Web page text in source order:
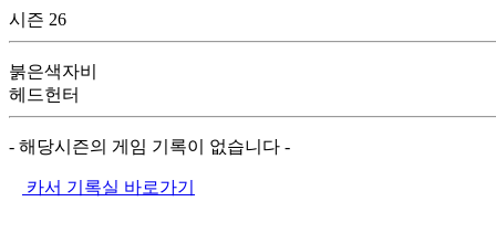
시즌 26
붉은색자비
헤드헌터
- 해당시즌의 게임 기록이 없습니다 -
카서 기록실 바로가기